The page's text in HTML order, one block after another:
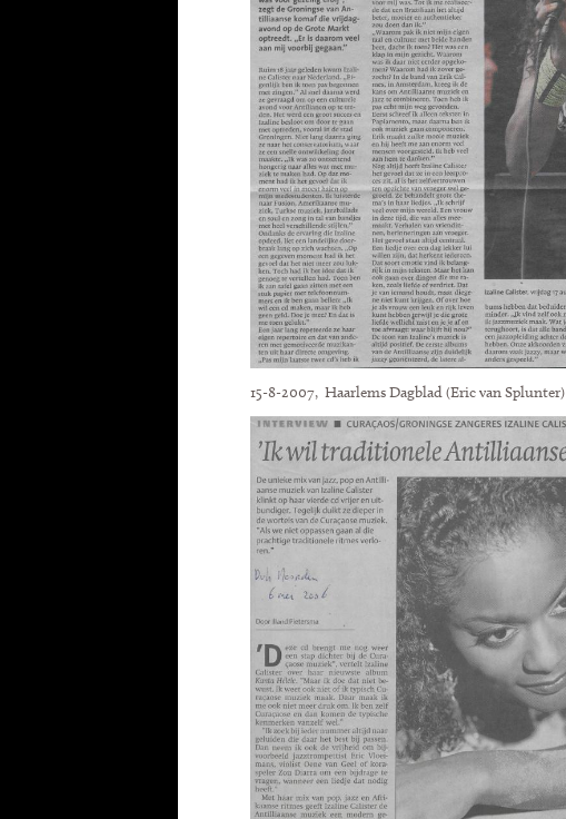
15-8-2007, Haarlems Dagblad (Eric van Splunter)